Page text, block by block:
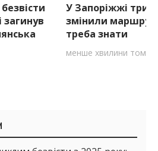
загинув
У Запоріжжі три
змінили
треба знати
менше хвилини тому